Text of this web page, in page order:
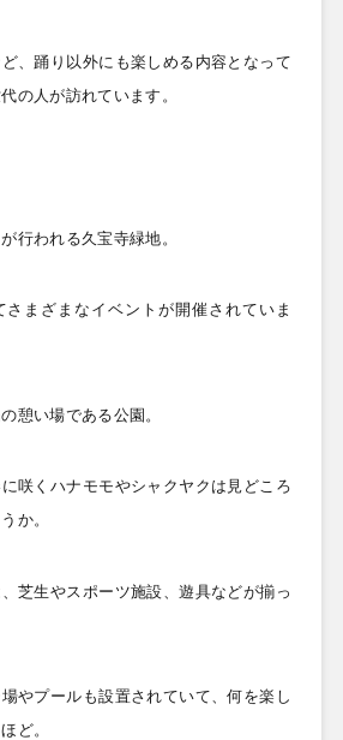
、踊り以外にも楽しめる内容となって
の人が訪れています。
行われる久宝寺緑地。
さまざまなイベントが開催されていま
憩い場である公園。
咲くハナモモやシャクヤクは見どころ
か。
芝生やスポーツ施設、遊具などが揃っ
やプールも設置されていて、何を楽し
ど。